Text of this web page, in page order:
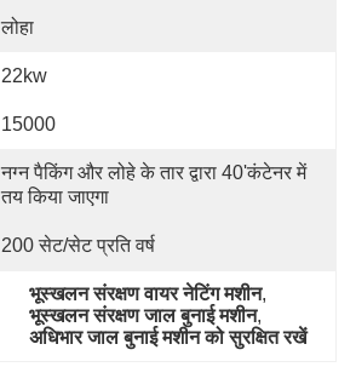
लोहा
22kw
15000
नग्न पैकिंग और लोहे के तार द्वारा 40'कंटेनर में
तय किया जाएगा
200 सेट/सेट प्रति वर्ष
भूस्खलन संरक्षण वायर नेटिंग मशीन,
भूस्खलन संरक्षण जाल बुनाई मशीन,
अधिभार जाल बुनाई मशीन को सुरक्षित रखें